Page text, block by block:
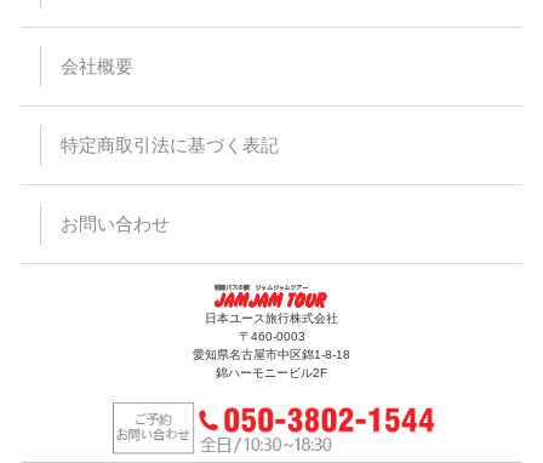
会社概要
特定商取引法に基づく表記
お問い合わせ
日本ユース旅行株式会社
〒460-0003
愛知県名古屋市中区錦1-8-18
錦ハーモニービル2F